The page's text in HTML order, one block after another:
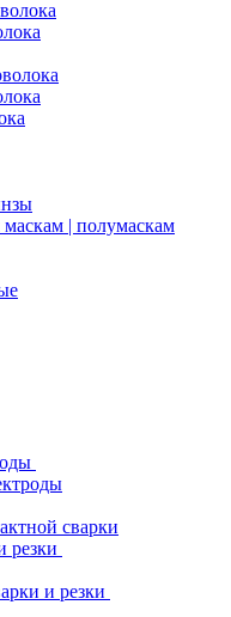
| полумаскам
сварки
резки
и резки